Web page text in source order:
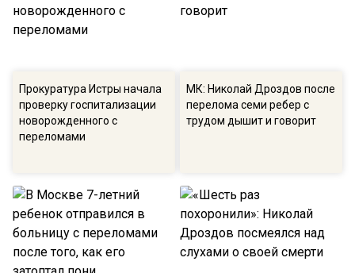
Прокуратура Истры начала
проверку госпитализации
новорожденного с
переломами
МК: Николай Дроздов после
перелома семи ребер с
трудом дышит и говорит